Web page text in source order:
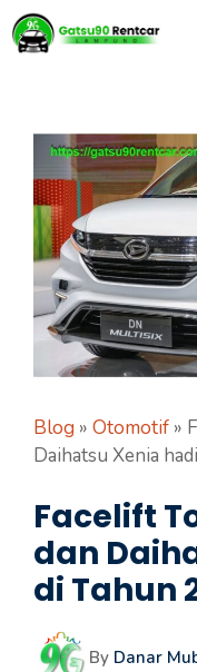
Langsung
ke
Blog » Otomotif »
Daihatsu Xenia
Facelift
dan
di Tahun
By Danar